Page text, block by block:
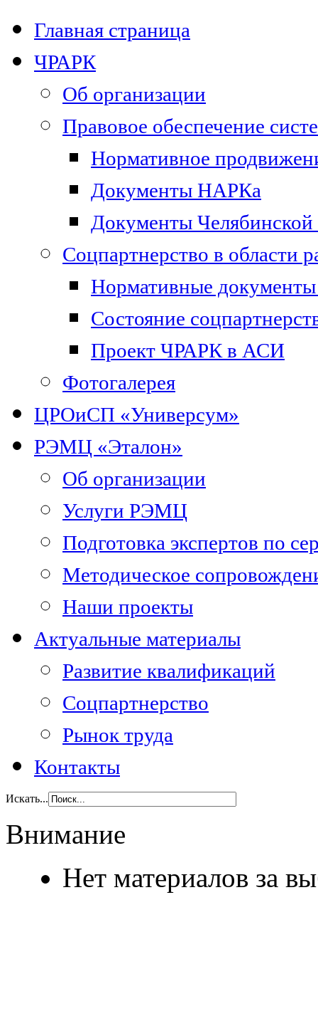
Главная страница
ЧРАРК
Об организации
Правовое обеспечение
Нормативное
Документы НАРКа
Документы Челябинской
Соцпартнерство в области
Нормативные документы
Состояние
Проект ЧРАРК в АСИ
Фотогалерея
ЦРОиСП «Универсум»
РЭМЦ «Эталон»
Об организации
Услуги РЭМЦ
Подготовка экспертов по
Методическое
Наши проекты
Актуальные материалы
Развитие квалификаций
Соцпартнерство
Рынок труда
Контакты
Искать...
Внимание
Нет материалов за